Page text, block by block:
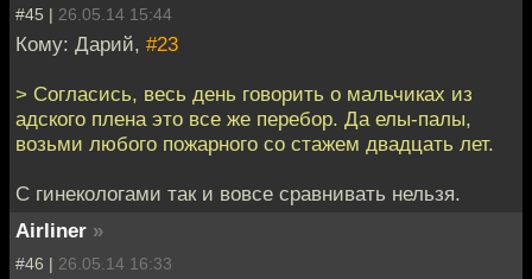
#45 | 26.05.14 15:44
Кому: Дарий, #23
> Согласись, весь день говорить о мальчиках из
адского плена это все же перебор. Да елы-палы,
возьми любого пожарного со стажем двадцать лет.
С гинекологами так и вовсе сравнивать нельзя.
Airliner »
#46 | 26.05.14 16:33